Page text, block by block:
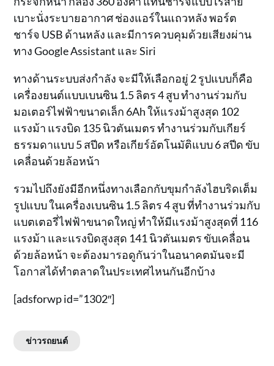
เบาะนั่งระบายอากาศ ช่องแอร์ในแถวหลัง พอร์ต
ชาร์จ USB ด้านหลัง และมีการควบคุมด้วยเสียงผ่าน
ทาง Google Assistant และ Siri
ทางด้านระบบส่งกำลัง จะมีให้เลือกอยู่ 2 รูปแบบก็คือ
เครื่องยนต์แบบเบนซิน 1.5 ลิตร 4 สูบ ทำงานร่วมกับ
มอเตอร์ไฟฟ้าขนาดเล็ก 6Ah ให้แรงม้าสูงสุด 102
แรงม้า แรงบิด 135 นิวตันเมตร ทำงานร่วมกับเกียร์
ธรรมดาแบบ 5 สปีด หรือเกียร์อัตโนมัติแบบ 6 สปีด ขับ
เคลื่อนด้วยล้อหน้า
รวมไปถึงยังมีอีกหนึ่งทางเลือกกับขุมกำลังไฮบริดเต็ม
รูปแบบ ในเครื่องเบนซิน 1.5 ลิตร 4 สูบ ที่ทำงานร่วมกับ
แบตเตอรี่ไฟฟ้าขนาดใหญ่ ทำให้มีแรงม้าสูงสุดที่ 116
แรงม้า และแรงบิดสูงสุด 141 นิวตันเมตร ขับเคลื่อน
ด้วยล้อหน้า จะต้องมารอดูกันว่าในอนาคตมันจะมี
โอกาสได้ทำตลาดในประเทศไหนกันอีกบ้าง
[adsforwp id=”1302″]
ข่าวรถยนต์